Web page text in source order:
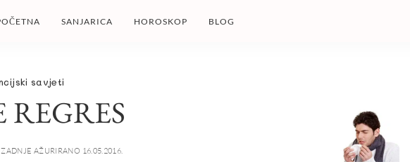
SANJARICA HOROSKOP BLOG
savjeti
REGRES
ZADNJE AŽURIRANO 16.05.2016.